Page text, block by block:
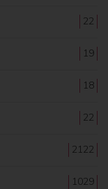
22
19
18
22
2122
1029